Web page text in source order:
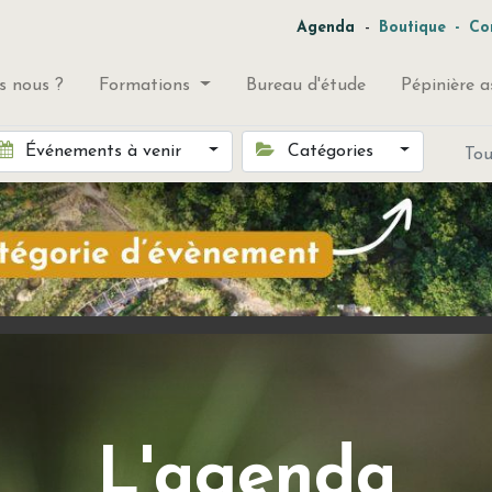
Agenda - Boutique -
nous ? Formations Bureau d'étude Pépinière
Événements à venir Catégories